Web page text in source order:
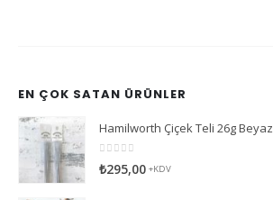
EN ÇOK SATAN ÜRÜNLER
Hamilworth Çiçek Teli 26g Beyaz
0
₺295,00 +KDV